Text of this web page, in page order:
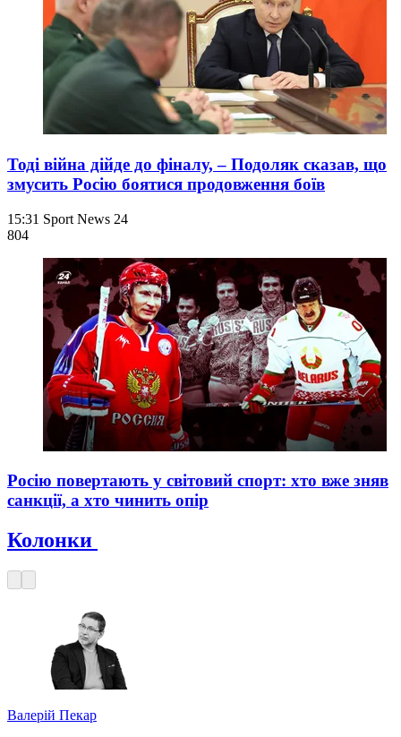
Тоді війна дійде до фіналу, – Подоляк сказав, що
змусить Росію боятися продовження боїв
15:31 Sport News 24
804
Росію повертають у світовий спорт: хто вже зняв
санкції, а хто чинить опір
Колонки
Валерій Пекар